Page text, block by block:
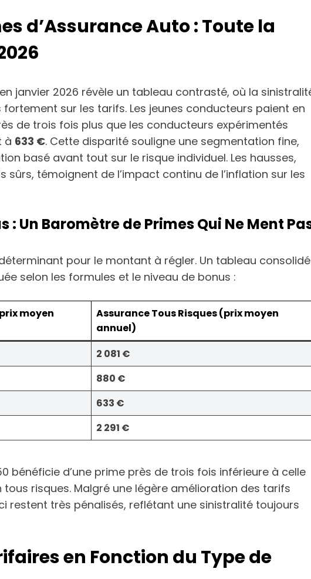
d’Assurance Auto : Toute la
janvier 2026 révèle un tableau contrasté, où la
sur les tarifs. Les jeunes conducteurs paient en
de trois fois plus que les conducteurs expérimentés
à 633 €. Cette disparité souligne une segmentation fine,
basé avant tout sur le risque individuel. Les hausses,
sûrs, témoignent de l’impact continu de l’inflation sur les
Un Baromètre de Primes Qui Ne Ment
pour le montant à régler. Un tableau consolidé
selon les formules et le niveau de bonus :
moyen
Assurance Tous Risques (prix moyen
annuel)
2 081 €
880 €
633 €
2 291 €
bénéficie d’une prime près de trois fois inférieure à celle
tous risques. Malgré une légère amélioration des tarifs
restent très pénalisés, reflétant une sinistralité toujours
en Fonction du Type de